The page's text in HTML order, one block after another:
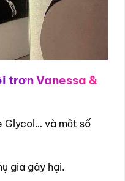
trơn Vanessa &
Glycol… và một số
gia gây hại.